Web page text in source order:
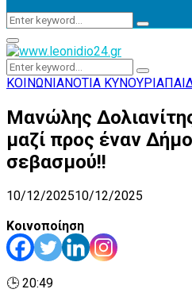
Search
for:
Search
Primary
Menu
Search
for:
Search
ΚΟΙΝΩΝΙΑΝΟΤΙΑ ΚΥΝΟΥΡΙΑ
Μανώλης
μαζί προς έναν
σεβασμού!!
10/12/202510/12/2025
Κοινοποίηση
🕒 20:49